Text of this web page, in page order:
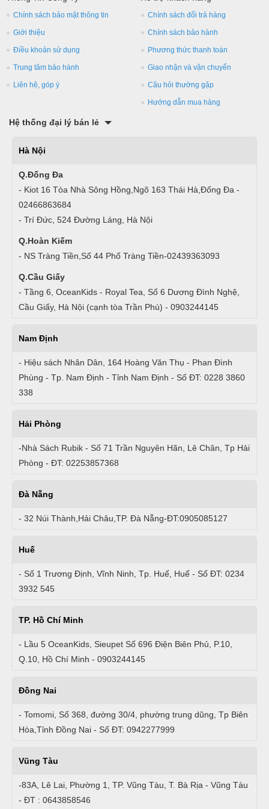
Chính sách bảo mật thông tin
Giới thiệu
Điều khoản sử dụng
Trung tâm bảo hành
Liên hệ, góp ý
Chính sách đổi trả hàng
Chính sách bảo hành
Phương thức thanh toán
Giao nhận và vận chuyển
Câu hỏi thường gặp
Hướng dẫn mua hàng
Hệ thống đại lý bán lẻ
Hà Nội
Q.Đống Đa
- Kiot 16 Tòa Nhà Sông Hồng,Ngõ 163 Thái Hà,Đống Đa -
02466863684
- Trí Đức, 524 Đường Láng, Hà Nội
Q.Hoàn Kiếm
- NS Tràng Tiền,Số 44 Phố Tràng Tiền-02439363093
Q.Cầu Giấy
- Tầng 6, OceanKids - Royal Tea, Số 6 Dương Đình Nghệ,
Cầu Giấy, Hà Nội (cạnh tòa Trần Phú) - 0903244145
Nam Định
- Hiệu sách Nhân Dân, 164 Hoàng Văn Thụ - Phan Đình
Phùng - Tp. Nam Định - Tỉnh Nam Định - Số ĐT: 0228 3860
338
Hải Phòng
-Nhà Sách Rubik - Số 71 Trần Nguyên Hãn, Lê Chân, Tp Hải
Phòng - ĐT: 02253857368
Đà Nẵng
- 32 Núi Thành,Hải Châu,TP. Đà Nẵng-ĐT:0905085127
Huế
- Số 1 Trương Định, Vĩnh Ninh, Tp. Huế, Huế - Số ĐT: 0234
3932 545
TP. Hồ Chí Minh
- Lầu 5 OceanKids, Sieupet Số 696 Điện Biên Phủ, P.10,
Q.10, Hồ Chí Minh - 0903244145
Đồng Nai
- Tomomi, Số 368, đường 30/4, phường trung dũng, Tp Biên
Hòa,Tỉnh Đồng Nai - Số ĐT: 0942277999
Vũng Tàu
-83A, Lê Lai, Phường 1, TP. Vũng Tàu, T. Bà Rịa - Vũng Tàu
- ĐT : 0643858546